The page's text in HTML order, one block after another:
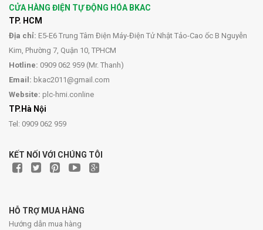
CỬA HÀNG ĐIỆN TỰ ĐỘNG HÓA BKAC
TP. HCM
Địa chỉ: E5-E6 Trung Tâm Điện Máy-Điện Tử Nhật Tảo-Cao ốc B Nguyễn
Kim, Phường 7, Quận 10, TPHCM
Hotline: 0909 062 959 (Mr. Thanh)
Email: bkac2011@gmail.com
Website: plc-hmi.conline
TP.Hà Nội
Tel: 0909 062 959
KẾT NỐI VỚI CHÚNG TÔI
HỖ TRỢ MUA HÀNG
Hướng dẫn mua hàng